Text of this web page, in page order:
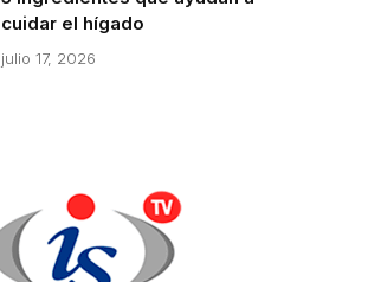
cuidar el hígado
julio 17, 2026